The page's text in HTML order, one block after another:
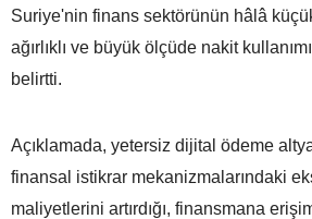
Suriye'nin finans sektörünün hâlâ
ağırlıklı ve büyük ölçüde nakit
belirtti.
Açıklamada, yetersiz dijital ödeme
finansal istikrar mekanizmalarındaki
maliyetlerini artırdığı, finansmana